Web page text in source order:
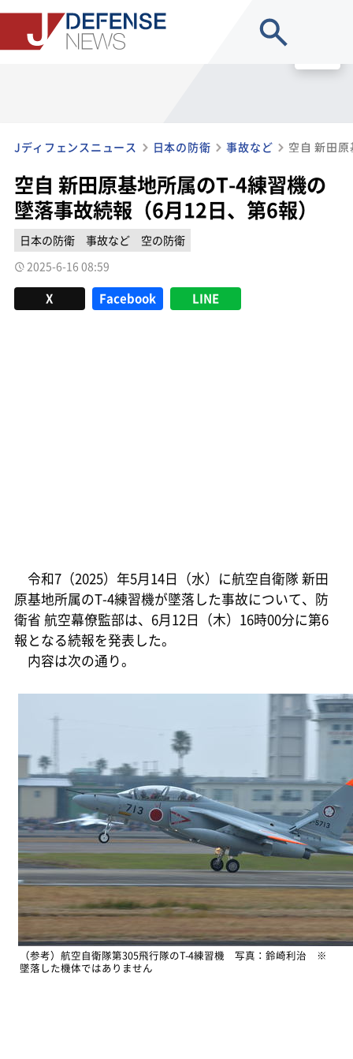
Jディフェンスニュース 日本の防衛 事故など
空自 新田原基地所属のT-4練習機の
墜落事故続報（6月12日、第6報）
日本の防衛 事故など
空の防衛
2025-6-16 08:59
X Facebook LINE
令和7（2025）年5月14日（水）に航空自衛隊 新田
原基地所属のT-4練習機が墜落した事故について、防
衛省 航空幕僚監部は、6月12日（木）16時00分に第6
報となる続報を発表した。
内容は次の通り。
（参考）航空自衛隊第305飛行隊のT-4練習機 写真：鈴崎利治 ※
墜落した機体ではありません